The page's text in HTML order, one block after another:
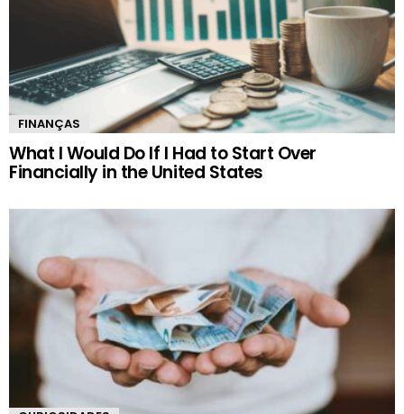
FINANÇAS
What I Would Do If I Had to Start Over
Financially in the United States